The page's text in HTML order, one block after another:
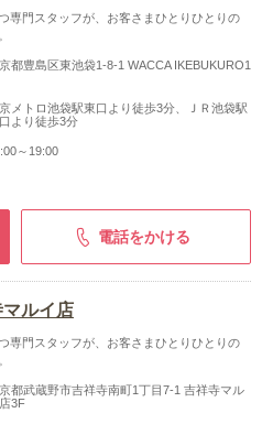
専門スタッフが、お客さまひとりひとりの
都豊島区東池袋1-8-1 WACCA IKEBUKURO1
メトロ池袋駅東口より徒歩3分、ＪＲ池袋駅
より徒歩3分
～19:00
電話をかける
ルイ店
専門スタッフが、お客さまひとりひとりの
都武蔵野市吉祥寺南町1丁目7-1 吉祥寺マル
3F